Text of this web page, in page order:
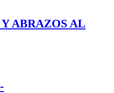
ABRAZOS AL